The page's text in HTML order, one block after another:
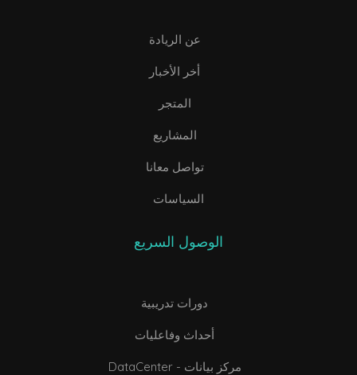
عن الريادة
أخر الأخبار
المتجر
المشاريع
تواصل معانا
السياسات
الوصول السريع
دورات تدريبية
أحداث وفاعليات
DataCenter - مركز بيانات